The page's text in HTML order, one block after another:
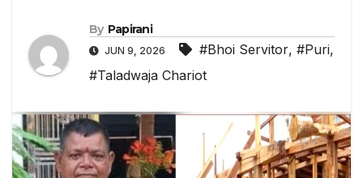
By Papirani
JUN 9, 2026 #Bhoi Servitor, #Puri,
#Taladwaja Chariot